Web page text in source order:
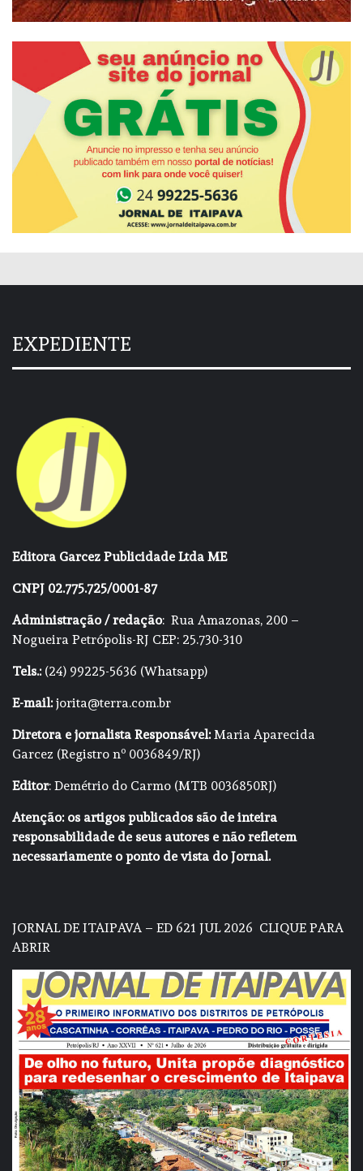
EXPEDIENTE
Editora Garcez Publicidade Ltda ME
CNPJ 02.775.725/0001-87
Administração / redação: Rua Amazonas, 200 –
Nogueira Petrópolis-RJ CEP: 25.730-310
Tels.:(24) 99225-5636 (Whatsapp)
E-mail:jorita@terra.com.br
Diretora e jornalista Responsável:Maria Aparecida
Garcez (Registro nº 0036849/RJ)
Editor: Demétrio do Carmo (MTB 0036850RJ)
Atenção: os artigos publicados são de inteira
responsabilidade de seus autores e não refletem
necessariamente o ponto de vista do Jornal.
JORNAL DE ITAIPAVA – ED 621 JUL 2026 CLIQUE PARA
ABRIR